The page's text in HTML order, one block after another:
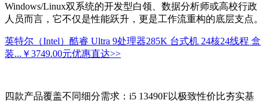
Windows/Linux双系统的开发型白领、数据分析师或高校行政
人员而言，它不仅是性能跃升，更是工作流重构的底层支点。
英特尔（Intel）酷睿 Ultra 9处理器285K 台式机 24核24线程 盒
装... ￥3749.00元优惠直达>>
四款产品覆盖不同细分需求：i5 13490F以极致性价比夯实基